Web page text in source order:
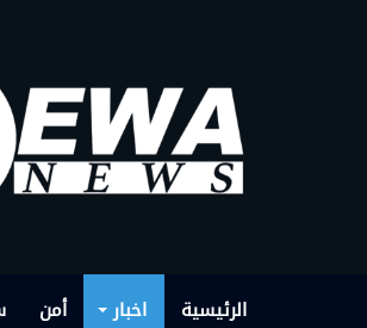
الرئيسية اخبار أمن